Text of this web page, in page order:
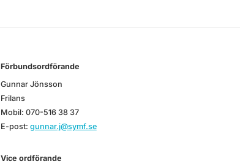
Förbundsordförande
Gunnar Jönsson
Frilans
Mobil: 070-516 38 37
E-post: gunnar.j@symf.se
Vice ordförande